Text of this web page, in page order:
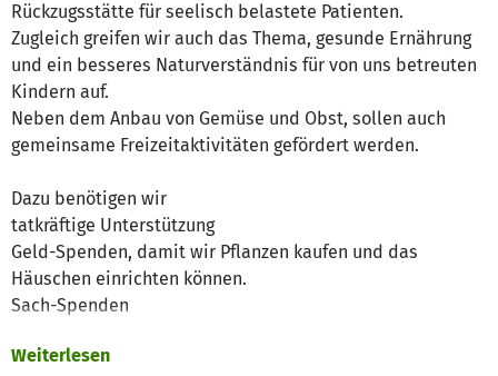
Rückzugsstätte für seelisch belastete Patienten.
Zugleich greifen wir auch das Thema, gesunde Ernährung
und ein besseres Naturverständnis für von uns betreuten
Kindern auf.
Neben dem Anbau von Gemüse und Obst, sollen auch
gemeinsame Freizeitaktivitäten gefördert werden.
Dazu benötigen wir
tatkräftige Unterstützung
Geld-Spenden, damit wir Pflanzen kaufen und das
Häuschen einrichten können.
Sach-Spenden
Spenden Sie für uns - die Aachener Engel danken es
Weiterlesen